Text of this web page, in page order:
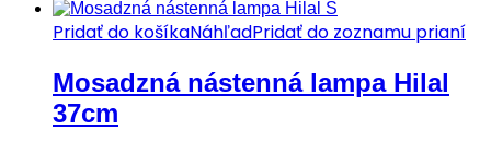
Pridať do košíkaNáhľadPridať do zoznamu prianí
Mosadzná nástenná lampa Hilal
37cm